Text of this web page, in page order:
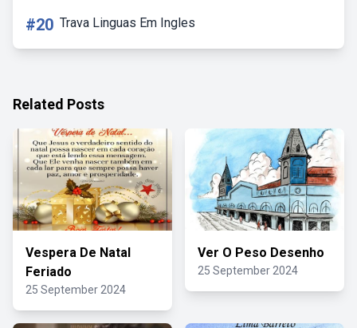
#20 Trava Linguas Em Ingles
Related Posts
Vespera De Natal
Feriado
25 September 2024
Ver O Peso Desenho
25 September 2024